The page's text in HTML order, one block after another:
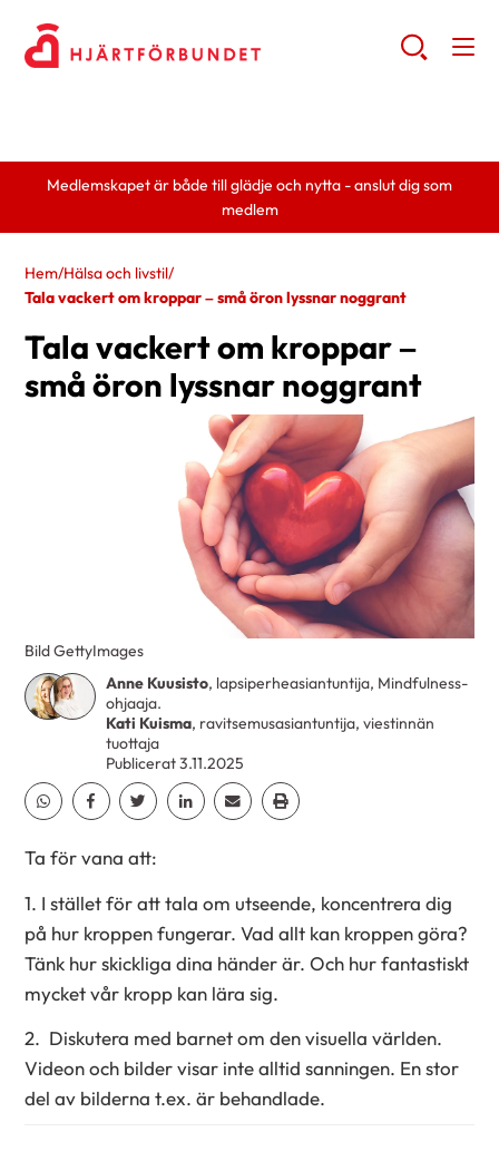
Medlemskapet är både till glädje och nytta - anslut dig som
medlem
Hem/Hälsa och livstil/
Tala vackert om kroppar – små öron lyssnar noggrant
Tala vackert om kroppar –
små öron lyssnar noggrant
Anne Kuusisto, lapsiperheasiantuntija, Mindfulness-
ohjaaja.
Kati Kuisma, ravitsemusasiantuntija, viestinnän
tuottaja
Publicerat 3.11.2025
Dela Whatsapp
Dela Facebook
Dela TwitterDela LinkedinDela EmailDela Print
Bild GettyImages
Ta för vana att:
1. I stället för att tala om utseende, koncentrera dig
på hur kroppen fungerar. Vad allt kan kroppen göra?
Tänk hur skickliga dina händer är. Och hur fantastiskt
mycket vår kropp kan lära sig.
2. Diskutera med barnet om den visuella världen.
Videon och bilder visar inte alltid sanningen. En stor
del av bilderna t.ex. är behandlade.